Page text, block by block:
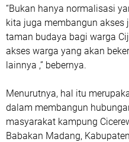
“Bukan hanya normalisasi
kita juga membangun akses
taman budaya bagi warga
akses warga yang akan
lainnya ,” bebernya.
Menurutnya, hal itu
dalam membangun
masyarakat kampung
Babakan Madang,